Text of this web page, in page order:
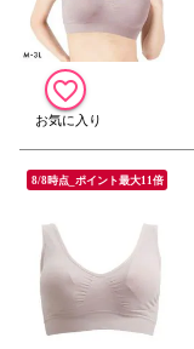
8/8時点_ポイント最大11倍